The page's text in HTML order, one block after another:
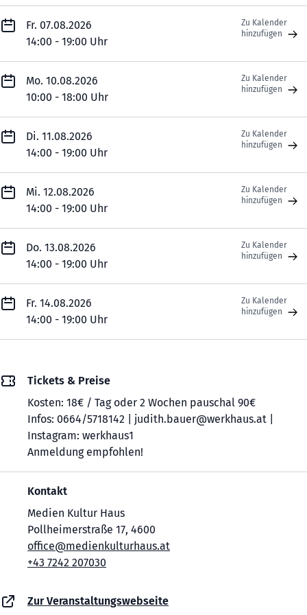
Fr. 07.08.2026
14:00 - 19:00 Uhr
Zu Kalender
hinzufügen
Mo. 10.08.2026
10:00 - 18:00 Uhr
Zu Kalender
hinzufügen
Di. 11.08.2026
14:00 - 19:00 Uhr
Zu Kalender
hinzufügen
Mi. 12.08.2026
14:00 - 19:00 Uhr
Zu Kalender
hinzufügen
Do. 13.08.2026
14:00 - 19:00 Uhr
Zu Kalender
hinzufügen
Fr. 14.08.2026
14:00 - 19:00 Uhr
Zu Kalender
hinzufügen
Tickets & Preise
Kosten: 18€ / Tag oder 2 Wochen pauschal 90€
Infos: 0664/5718142 | judith.bauer@werkhaus.at |
Instagram: werkhaus1
Anmeldung empfohlen!
Kontakt
Medien Kultur Haus
Pollheimerstraße 17, 4600
office@medienkulturhaus.at
+43 7242 207030
Zur Veranstaltungswebseite